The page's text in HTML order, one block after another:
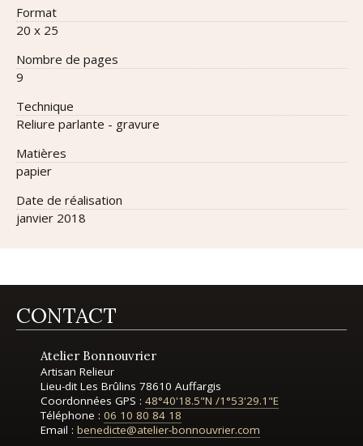
format
20 x 25
nombre de pages
9
technique
Reliure parlante - gravure
matières
papier
date de réalisation
janvier 2018
CONTACT
Atelier Bonnouvrier
Artisan Relieur
Lieu-dit Les Brûlins 78610 Auffargis
Coordonnées GPS : 48°40'18.5"N /1°53'29.1"E
Téléphone : 06 10 80 84 18
Email : benedicte@atelier-bonnouvrier.com